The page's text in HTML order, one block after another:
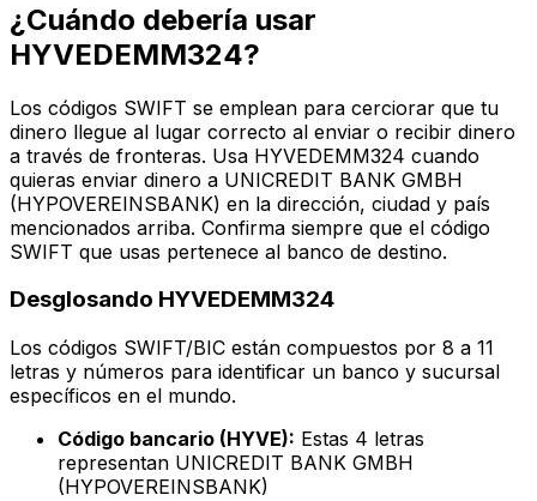
¿Cuándo debería usar
HYVEDEMM324?
Los códigos SWIFT se emplean para cerciorar que tu
dinero llegue al lugar correcto al enviar o recibir dinero
a través de fronteras. Usa HYVEDEMM324 cuando
quieras enviar dinero a UNICREDIT BANK GMBH
(HYPOVEREINSBANK) en la dirección, ciudad y país
mencionados arriba. Confirma siempre que el código
SWIFT que usas pertenece al banco de destino.
Desglosando HYVEDEMM324
Los códigos SWIFT/BIC están compuestos por 8 a 11
letras y números para identificar un banco y sucursal
específicos en el mundo.
Código bancario (HYVE): Estas 4 letras
representan UNICREDIT BANK GMBH
(HYPOVEREINSBANK)